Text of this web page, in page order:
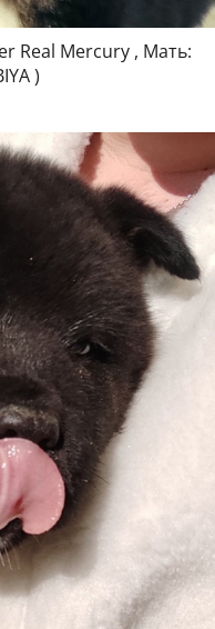
Real Mercury , Мать:
)